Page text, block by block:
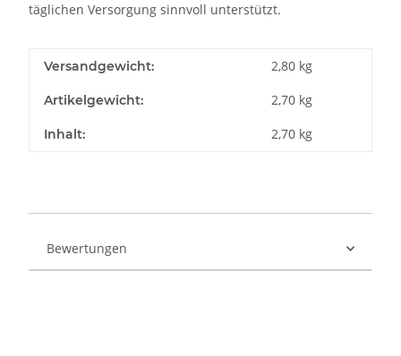
täglichen Versorgung sinnvoll unterstützt.
Versandgewicht: 2,80 kg
Artikelgewicht: 2,70 kg
Inhalt: 2,70 kg
Bewertungen